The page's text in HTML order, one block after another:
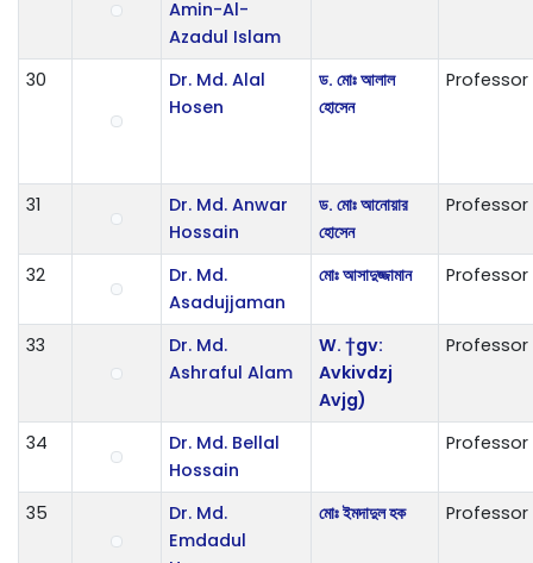
Amin-Al-
Azadul Islam
30
Dr. Md. Alal
Hosen
ড. মোঃ আলাল
হোসেন
Professor
31
Dr. Md. Anwar
Hossain
ড. মোঃ আনোয়ার
হোসেন
Professor
32
Dr. Md.
Asadujjaman
মোঃ আসাদুজ্জামান Professor
33
Dr. Md.
Ashraful Alam
W. †gv:
Avkivdzj
Avjg)
Professor
34
Dr. Md. Bellal
Hossain
Professor
35
Dr. Md.
Emdadul
মোঃ ইমদাদুল হক Professor